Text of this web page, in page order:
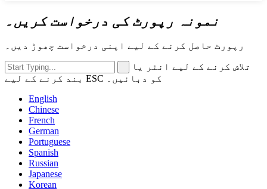
نمونہ رپورٹ کی درخواست کریں۔
رپورٹ حاصل کرنے کے لیے اپنی درخواست چھوڑ دیں۔
تلاش کرنے کے لیے انٹر یا
بند کرنے کے لیے ESC کو دبائیں۔
English
Chinese
French
German
Portuguese
Spanish
Russian
Japanese
Korean